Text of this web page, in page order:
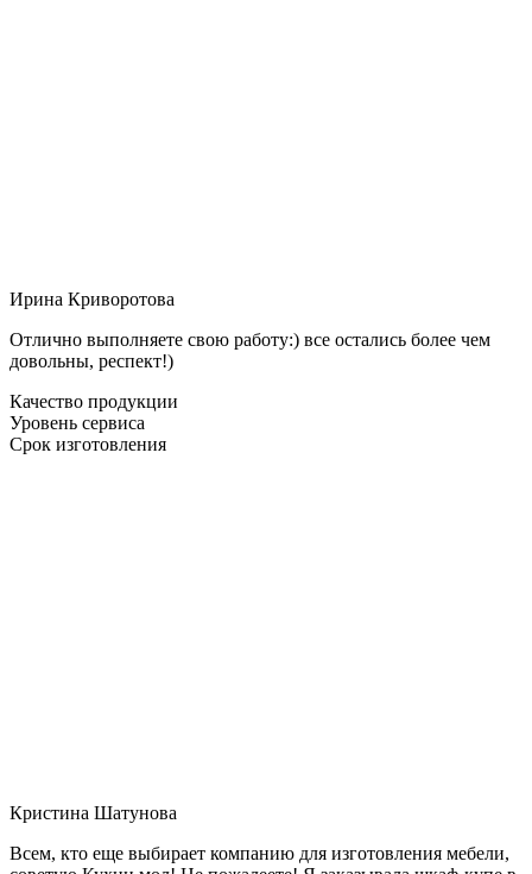
Ирина Криворотова
Отлично выполняете свою работу:) все остались более чем
довольны, респект!)
Качество продукции
Уровень сервиса
Срок изготовления
Кристина Шатунова
Всем, кто еще выбирает компанию для изготовления мебели,